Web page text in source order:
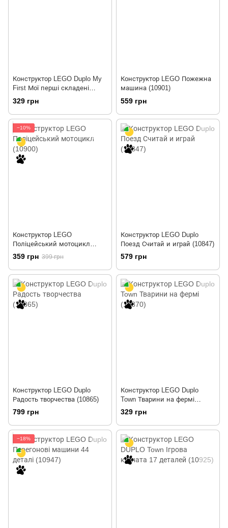
Конструктор LEGO Duplo My
First Мої перші складені
улюбленці (10858)
329 грн
Конструктор LEGO Пожежна
машина (10901)
559 грн
−10%
Конструктор LEGO
Поліцейський мотоцикл
(10900)
359 грн 399 грн
Конструктор LEGO Duplo
Поезд Считай и играй (10847)
579 грн
Конструктор LEGO Duplo
Радость творчества (10865)
799 грн
Конструктор LEGO Duplo
Town Тварини на фермі
(10870)
329 грн
−18%